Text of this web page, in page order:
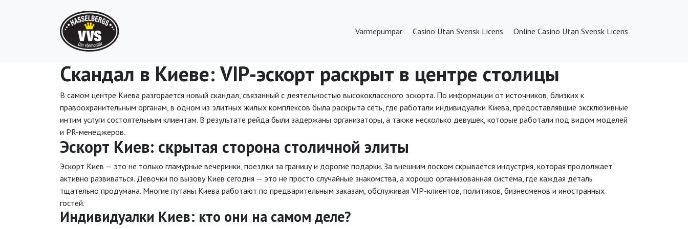
Värmepumpar Casino Utan Svensk Licens Online Casino Utan Svensk Licens
Скандал в Киеве: VIP-эскорт раскрыт в центре столицы
В самом центре Киева разгорается новый скандал, связанный с деятельностью высококлассного эскорта. По информации от источников, близких к
правоохранительным органам, в одном из элитных жилых комплексов была раскрыта сеть, где работали индивидуалки Киева, предоставлявшие эксклюзивные
интим услуги состоятельным клиентам. В результате рейда были задержаны организаторы, а также несколько девушек, которые работали под видом моделей
и PR-менеджеров.
Эскорт Киев: скрытая сторона столичной элиты
Эскорт Киев — это не только гламурные вечеринки, поездки за границу и дорогие подарки. За внешним лоском скрывается индустрия, которая продолжает
активно развиваться. Девочки по вызову Киев сегодня — это не просто случайные знакомства, а хорошо организованная система, где каждая деталь
тщательно продумана. Многие путаны Киева работают по предварительным заказам, обслуживая VIP-клиентов, политиков, бизнесменов и иностранных
гостей.
Индивидуалки Киев: кто они на самом деле?